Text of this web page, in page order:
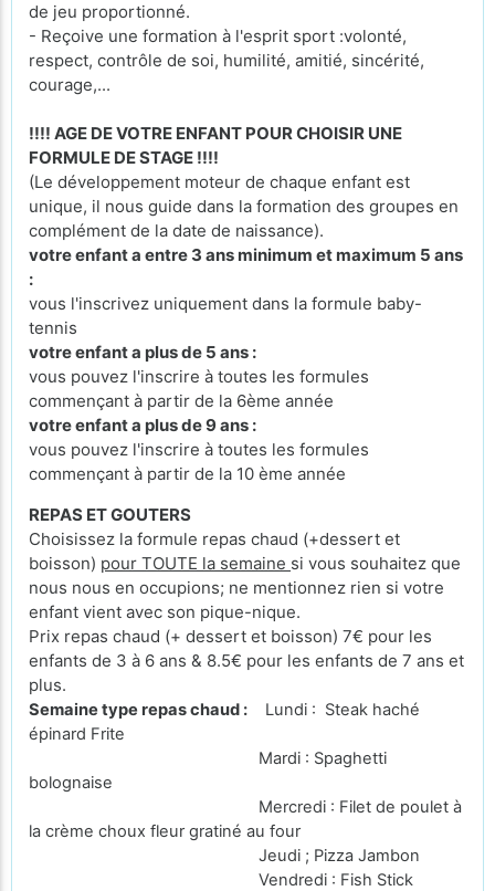
de jeu proportionné.
- Reçoive une formation à l'esprit sport :volonté,
respect, contrôle de soi, humilité, amitié, sincérité,
courage,...
!!!! AGE DE VOTRE ENFANT POUR CHOISIR UNE
FORMULE DE STAGE !!!!
(Le développement moteur de chaque enfant est
unique, il nous guide dans la formation des groupes en
complément de la date de naissance).
votre enfant a entre 3 ans minimum et maximum 5 ans
:
vous l'inscrivez uniquement dans la formule baby-
tennis
votre enfant a plus de 5 ans :
vous pouvez l'inscrire à toutes les formules
commençant à partir de la 6ème année
votre enfant a plus de 9 ans :
vous pouvez l'inscrire à toutes les formules
commençant à partir de la 10 ème année
REPAS ET GOUTERS
Choisissez la formule repas chaud (+dessert et
boisson) pour TOUTE la semaine si vous souhaitez que
nous nous en occupions; ne mentionnez rien si votre
enfant vient avec son pique-nique.
Prix repas chaud (+ dessert et boisson) 7€ pour les
enfants de 3 à 6 ans & 8.5€ pour les enfants de 7 ans et
plus.
Semaine type repas chaud : Lundi : Steak haché
épinard Frite
Mardi : Spaghetti
bolognaise
Mercredi : Filet de poulet à
la crème choux fleur gratiné au four
Jeudi ; Pizza Jambon
Vendredi : Fish Stick